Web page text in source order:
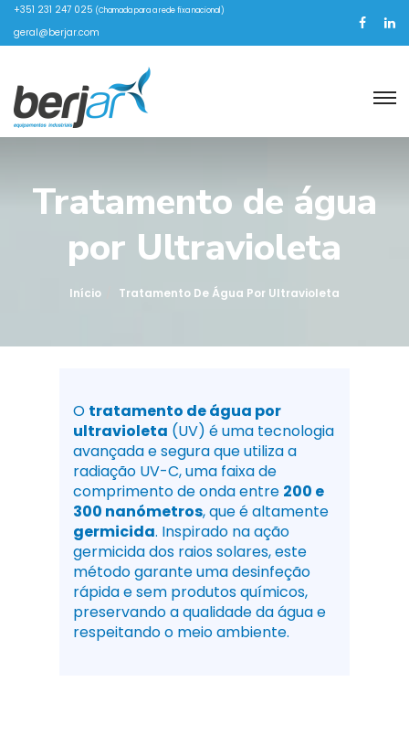
+351 231 247 025 (Chamada para a rede fixa nacional)
geral@berjar.com
Tratamento de água
por Ultravioleta
Início Tratamento De Água Por Ultravioleta
O tratamento de água por
ultravioleta (UV) é uma tecnologia
avançada e segura que utiliza a
radiação UV-C, uma faixa de
comprimento de onda entre 200 e
300 nanómetros, que é altamente
germicida. Inspirado na ação
germicida dos raios solares, este
método garante uma desinfeção
rápida e sem produtos químicos,
preservando a qualidade da água e
respeitando o meio ambiente.